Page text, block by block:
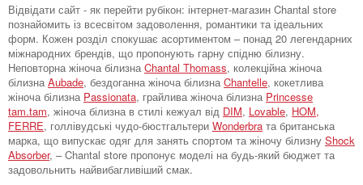
Відвідати сайт - як перейти рубікон: інтернет-магазин Chantal store
познайомить із всесвітом задоволення, романтики та ідеальних
форм. Кожен розділ спокушає асортиментом – понад 20 легендарних
міжнародних брендів, що пропонують гарну спідню білизну.
Неповторна жіноча білизна Chantal Thomass, колекційна жіноча
білизна Aubade, бездоганна жіноча білизна Chantelle, кокетлива
жіноча білизна Passionata, грайлива жіноча білизна Princesse
tam.tam, жіноча білизна в стилі кежуал від DIM, Lovable, HOM,
FERRE, голлівудські чудо-бюстгальтери Wonderbra та британська
марка, що випускає одяг для занять спортом та жіночу білизну Shock
Absorber, – Chantal store пропонує моделі на будь-який бюджет та
задовольнить найвибагливіший смак.